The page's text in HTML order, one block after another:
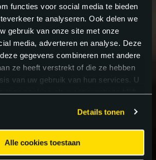
functies voor social media te bieden
te analyseren. Ook delen we
gebruik van onze site met onze
media, adverteren en analyse. Deze
gegevens combineren met andere
ze heeft verstrekt of die ze hebben
van uw gebruik van hun services. U
onze cookies als u onze website blijft
Details tonen
Alle cookies toestaan